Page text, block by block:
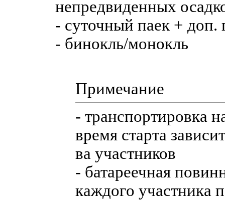
непредвиденных
- суточный паек + доп.
- бинокль/монокль
Примечание
- транспортировка
время старта
ва участников
- батареечная
каждого участника